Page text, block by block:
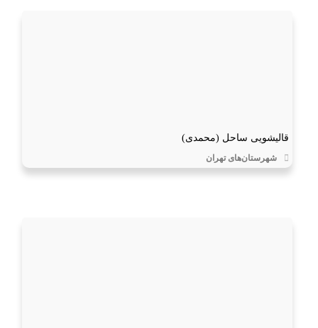
قالیشویی ساحل (محمدی)
شهرستان‌های تهران